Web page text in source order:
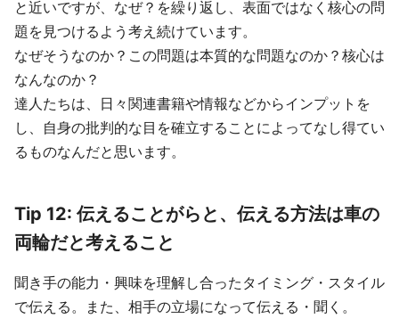
と近いですが、なぜ？を繰り返し、表面ではなく核心の問
題を見つけるよう考え続けています。
なぜそうなのか？この問題は本質的な問題なのか？核心は
なんなのか？
達人たちは、日々関連書籍や情報などからインプットを
し、自身の批判的な目を確立することによってなし得てい
るものなんだと思います。
Tip 12: 伝えることがらと、伝える方法は車の
両輪だと考えること
聞き手の能力・興味を理解し合ったタイミング・スタイル
で伝える。また、相手の立場になって伝える・聞く。